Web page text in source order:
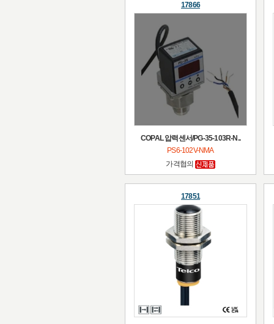
17866
COPAL 압력센서/PG-35-103R-N..
PS6-102V-NMA
가격협의
17851